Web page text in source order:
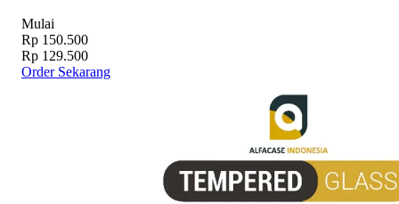
Mulai
Rp 150.500
Rp 129.500
Order Sekarang